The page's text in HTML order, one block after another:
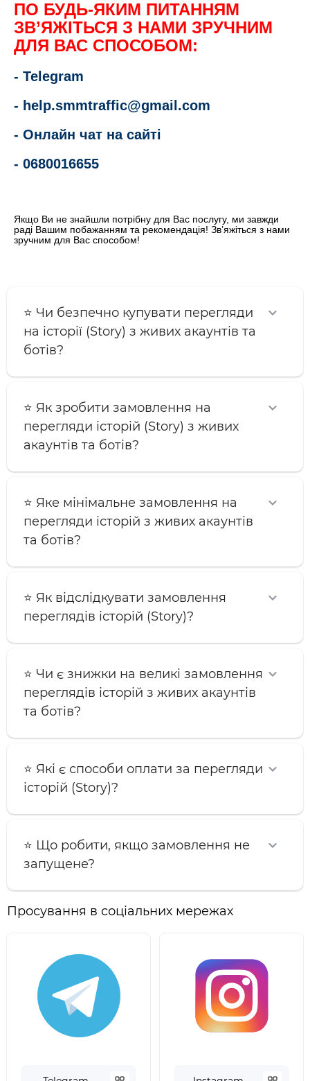
ПО БУДЬ-ЯКИМ ПИТАННЯМ
ЗВ’ЯЖІТЬСЯ З НАМИ ЗРУЧНИМ
ДЛЯ ВАС СПОСОБОМ:
- Telegram
- help.smmtraffic@gmail.com
- Онлайн чат на сайті
- 0680016655
Якщо Ви не знайшли потрібну для Вас послугу, ми завжди
раді Вашим побажанням та рекомендація! Зв’яжіться з нами
зручним для Вас способом!
⭐️ Чи безпечно купувати перегляди
на історії (Story) з живих акаунтів та
ботів?
⭐️ Як зробити замовлення на
перегляди історій (Story) з живих
акаунтів та ботів?
⭐️ Яке мінімальне замовлення на
перегляди історій з живих акаунтів
та ботів?
⭐️ Як відслідкувати замовлення
переглядів історій (Story)?
⭐️ Чи є знижки на великі замовлення
переглядів історій з живих акаунтів
та ботів?
⭐️ Які є способи оплати за перегляди
історій (Story)?
⭐️ Що робити, якщо замовлення не
запущене?
Просування в соціальних мережах